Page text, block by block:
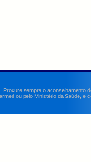
sempre o aconselhamento
ou pelo Ministério da Saúde, e